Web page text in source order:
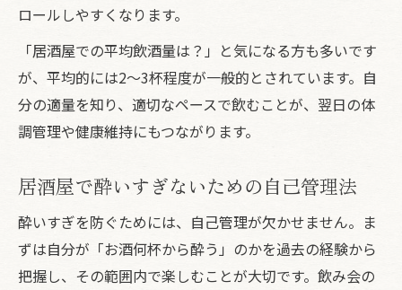
ロールしやすくなります。
「居酒屋での平均飲酒量は？」と気になる方も多いです
が、平均的には2～3杯程度が一般的とされています。自
分の適量を知り、適切なペースで飲むことが、翌日の体
調管理や健康維持にもつながります。
居酒屋で酔いすぎないための自己管理法
酔いすぎを防ぐためには、自己管理が欠かせません。ま
ずは自分が「お酒何杯から酔う」のかを過去の経験から
把握し、その範囲内で楽しむことが大切です。飲み会の